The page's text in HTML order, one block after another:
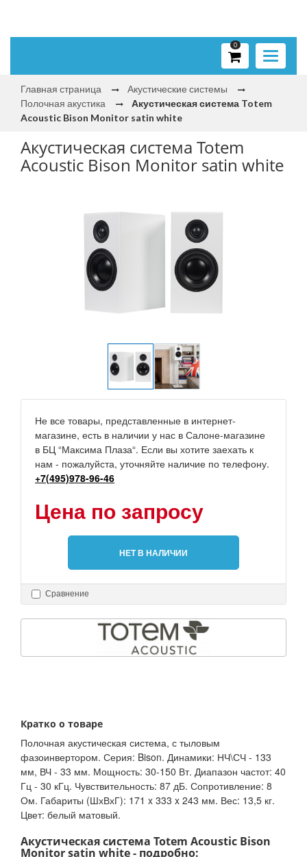
Toggle
0
Главная страница
Акустические системы
Полочная акустика
Акустическая система Totem
Acoustic Bison Monitor satin white
Акустическая система Totem
Acoustic Bison Monitor satin white
Не все товары, представленные в интернет-
магазине, есть в наличии у нас в Салоне-магазине
в БЦ “Максима Плаза“. Если вы хотите заехать к
нам - пожалуйста, уточняйте наличие по телефону.
+7(495)978-96-46
Цена по запросу
НЕТ В НАЛИЧИИ
Сравнение
Кратко о товаре
Полочная акустическая система, с тыловым
фазоинвертором. Серия: Bison. Динамики: НЧ\СЧ - 133
мм, ВЧ - 33 мм. Мощность: 30-150 Вт. Диапазон частот: 40
Гц - 30 кГц. Чувствительность: 87 дБ. Сопротивление: 8
Ом. Габариты (ШхВхГ): 171 x 333 x 243 мм. Вес: 13,5 кг.
Цвет: белый матовый.
Акустическая система Totem Acoustic Bison
Monitor satin white - подробно: